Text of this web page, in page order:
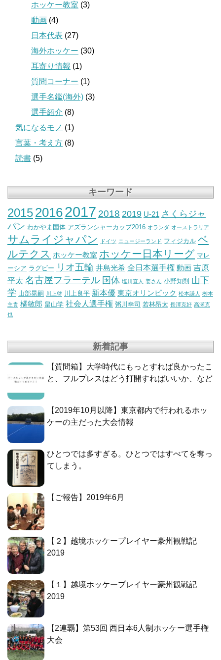
ホッケー教室 (3)
動画 (4)
日本代表 (27)
海外ホッケー (30)
耳寄り情報 (1)
質問コーナー (1)
選手名鑑(海外) (3)
選手紹介 (8)
気になるモノ (1)
言葉・考え方 (8)
読書 (5)
キーワード
201520162017 2018 2019 U-21 さくらジャ
パン わかやま国体 アズランシャーカップ2016 オランダ オーストラリア
サムライジャパン ドイツ ニュージーランド フィジカル ベ
ルテクス ホッケー教室 ホッケー日本リーグ マレ
ーシア ラグビー リオ五輪 井島光希 全日本選手権 動画 吉原
平太 名古屋フラーテル 国体 塩川直人 姜さん 小野知則 山下
学 山部晃嗣 川上啓 川上良平 新本優 東京オリンピック 松本謙人 栁本
主貴 橘敏郎 畠山学 社会人選手権 粥川幸司 若林昂太 長澤克好 高瀬克
也
新着記事
【質問箱】大学時代にもっとすれば良かったこ
と、フルプレスはどう打開すればいいか、など
【2019年10月以降】東京都内で行われるホッ
ケーの主だった大会情報
ひとつでは多すぎる。ひとつではすべてを奪っ
てしまう。
【ご報告】2019年6月
【２】越境ホッケープレイヤー豪州観戦記
2019
【１】越境ホッケープレイヤー豪州観戦記
2019
【2連覇】第53回 西日本6人制ホッケー選手権
大会